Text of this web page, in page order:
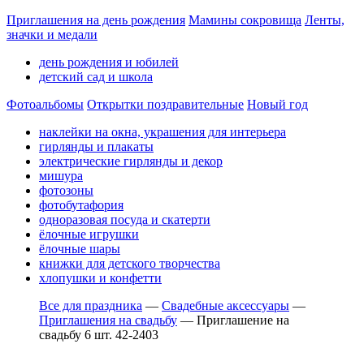
Приглашения на день рождения Мамины сокровища Ленты,
значки и медали
день рождения и юбилей
детский сад и школа
Фотоальбомы Открытки поздравительные Новый год
наклейки на окна, украшения для интерьера
гирлянды и плакаты
электрические гирлянды и декор
мишура
фотозоны
фотобутафория
одноразовая посуда и скатерти
ёлочные игрушки
ёлочные шары
книжки для детского творчества
хлопушки и конфетти
Все для праздника — Свадебные аксессуары —
Приглашения на свадьбу — Приглашение на
свадьбу 6 шт. 42-2403